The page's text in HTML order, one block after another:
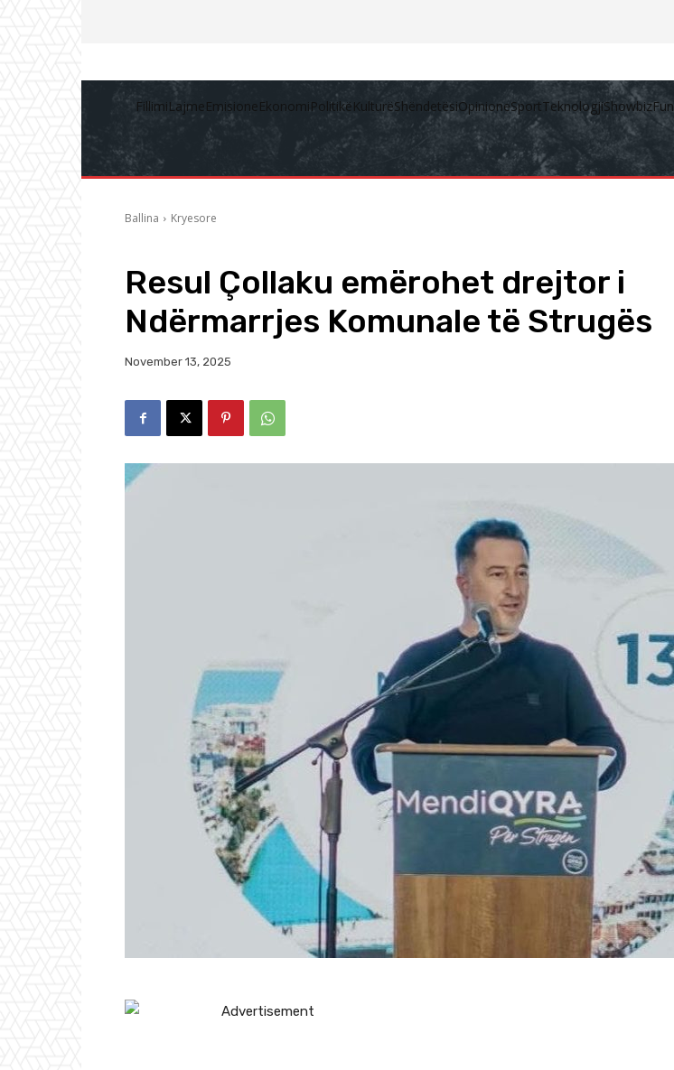
FillimiLajmeEmisioneEkonomiPolitikëKulturëShëndetësiOpinioneSportTeknologjiShowbizFun
Ballina Kryesore
Resul Çollaku emërohet drejtor i
Ndërmarrjes Komunale të Strugës
November 13, 2025